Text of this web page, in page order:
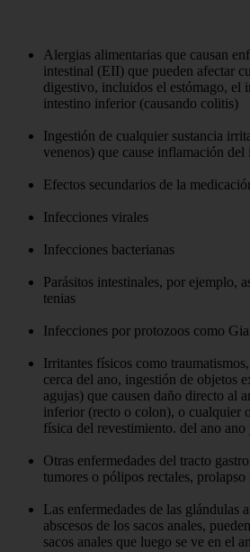
Alergias alimentarias que causan
intestinal (EII) que pueden afectar
digestivo, incluidos el estómago, el
intestino inferior (causando colitis)
Ingestión de cualquier sustancia
venenos) que cause inflamación del
Efectos secundarios de la
Infecciones virales
Infecciones bacterianas
Parásitos intestinales, por ejemplo,
tenias
Infecciones por protozoos como
Irritantes físicos como
cerca del ano, ingestión de objetos
agujas) que causen daño directo al
inferior (recto o colon), o cualquier
física del revestimiento. del ano ano
Otras enfermedades del tracto
tumores o pólipos rectales, prolapso
Las enfermedades de las glándulas
abscesos de los sacos anales,
sacos anales que luego se ve en el